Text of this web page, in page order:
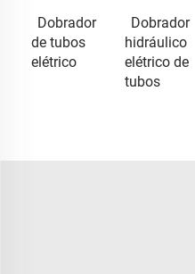
Dobrador
de tubos
elétrico
Dobrador
hidráulico
elétrico de
tubos